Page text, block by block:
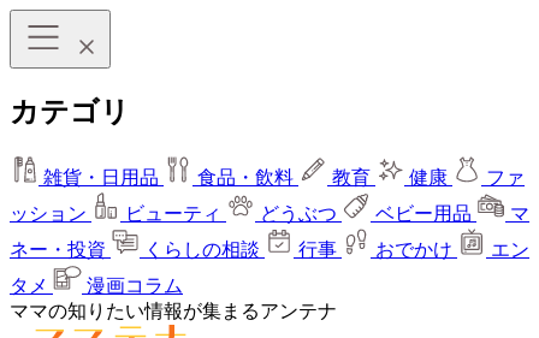
カテゴリ
雑貨・日用品 食品・飲料 教育 健康
ファ
ッション
ビューティ どうぶつ ベビー用品
マ
ネー・投資
くらしの相談 行事 おでかけ
エン
タメ
漫画コラム
ママの知りたい情報が集まるアンテナ